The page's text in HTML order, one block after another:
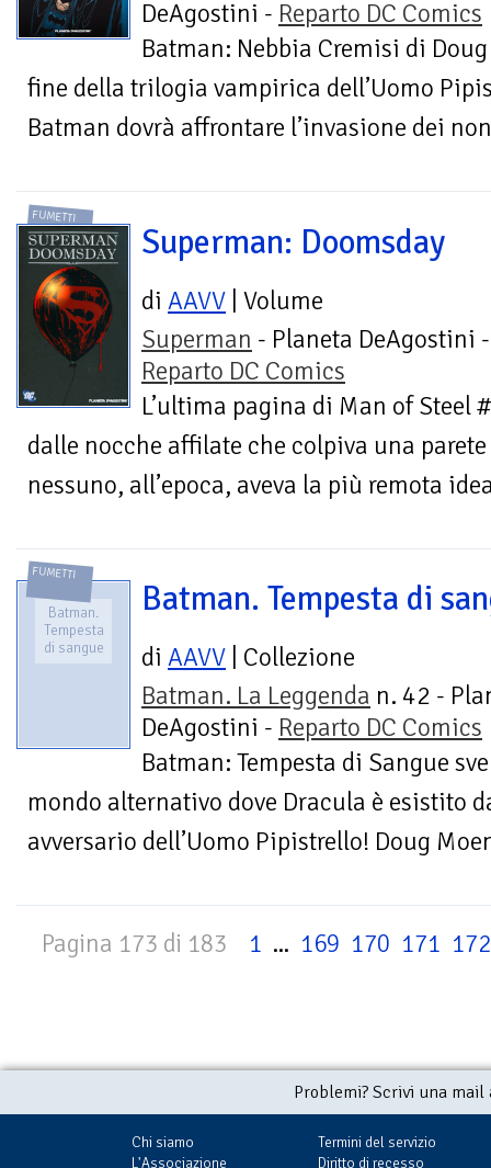
DeAgostini - Reparto DC Comics
Batman: Nebbia Cremisi di
fine della trilogia vampirica dell’Uomo
Batman dovrà affrontare l’invasione dei
FUMETTI
Superman: Doomsday
di AAVV | Volume
Superman - Planeta DeAgostini -
Reparto DC Comics
L’ultima pagina di Man of Steel
dalle nocche affilate che colpiva una
nessuno, all’epoca, aveva la più remota
FUMETTI
Batman.
Tempesta
di sangue
Batman. Tempesta di
di AAVV | Collezione
Batman. La Leggenda n. 42 -
DeAgostini - Reparto DC Comics
Batman: Tempesta di Sangue
mondo alternativo dove Dracula è esistito
avversario dell’Uomo Pipistrello! Doug
Pagina 173 di 183 1 ... 169 170 171 172
Problemi? Scrivi una
Chi siamo
L'Associazione
Termini del servizio
Diritto di recesso